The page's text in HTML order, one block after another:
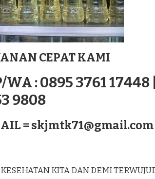
CEPAT KAMI
WA : 0895 3761 17448
9808
= skjmtk71@gmail.com
KITA DAN DEMI